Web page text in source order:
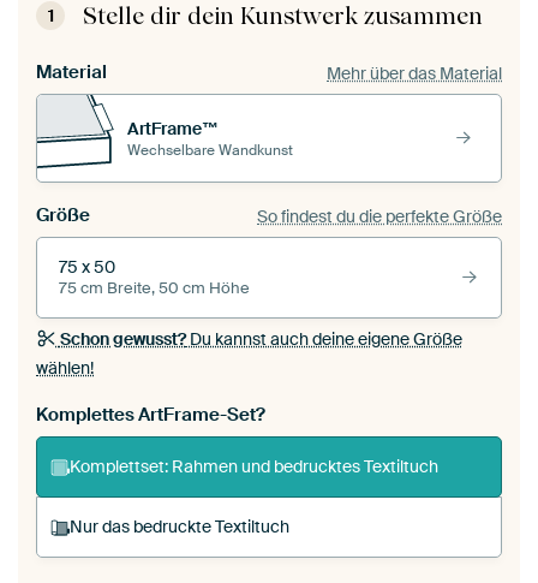
1 Stelle dir dein Kunstwerk zusammen
Material Mehr über das Material
ArtFrame™
Wechselbare Wandkunst
Größe So findest du die perfekte Größe
75 x 50
75 cm Breite, 50 cm Höhe
Schon gewusst?Du kannst auch deine eigene Größe
wählen!
Komplettes ArtFrame-Set?
Komplettset: Rahmen und bedrucktes Textiltuch
Nur das bedruckte Textiltuch